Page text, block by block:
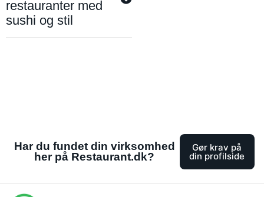
restauranter med
sushi og stil
Har du fundet din virksomhed
her på Restaurant.dk?
Gør krav på
din profilside